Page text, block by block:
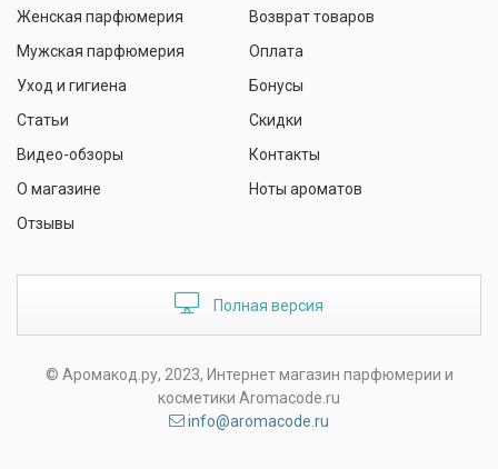
Женская парфюмерия
Мужская парфюмерия
Уход и гигиена
Статьи
Видео-обзоры
О магазине
Отзывы
Возврат товаров
Оплата
Бонусы
Скидки
Контакты
Ноты ароматов
Полная версия
© Аромакод.ру, 2023, Интернет магазин парфюмерии и
косметики Aromacode.ru
info@aromacode.ru